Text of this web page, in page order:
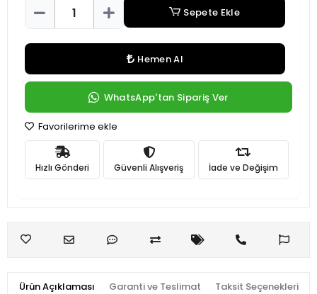
Sepete Ekle
Hemen Al
WhatsApp'tan Sipariş Ver
Favorilerime ekle
Hızlı Gönderi Güvenli Alışveriş İade ve Değişim
Ürün Açıklaması Garanti ve Teslimat Taksit Seçenekleri